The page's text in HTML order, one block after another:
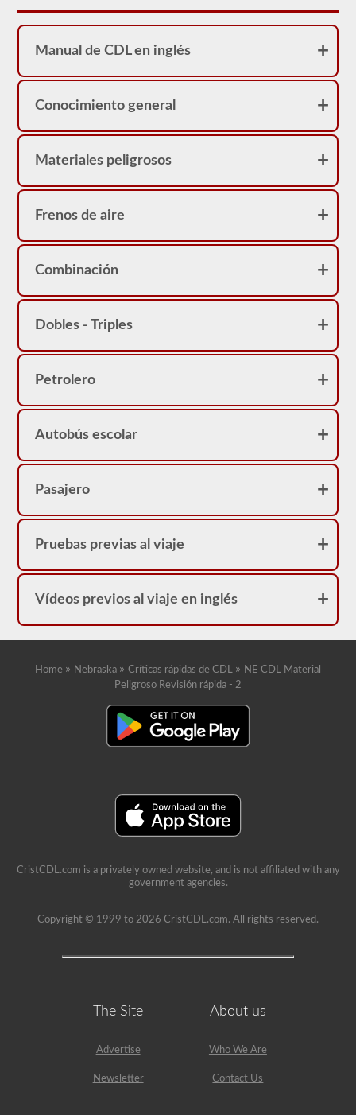
Manual de CDL en inglés
Conocimiento general
Materiales peligrosos
Frenos de aire
Combinación
Dobles - Triples
Petrolero
Autobús escolar
Pasajero
Pruebas previas al viaje
Vídeos previos al viaje en inglés
Home » Nebraska » Críticas rápidas de CDL » NE CDL Material
Peligroso Revisión rápida - 2
CristCDL.com is a privately owned website, and is not affiliated with any
government agencies.
Copyright © 1999 to 2026 CristCDL.com. All rights reserved.
The Site
Advertise
Newsletter
About us
Who We Are
Contact Us